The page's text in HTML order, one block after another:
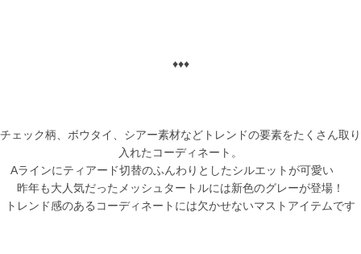
♦♦♦
チェック柄、ボウタイ、シアー素材などトレンドの要素をたくさん取り
入れたコーディネート。
Aラインにティアード切替のふんわりとしたシルエットが可愛い
昨年も大人気だったメッシュタートルには新色のグレーが登場！
トレンド感のあるコーディネートには欠かせないマストアイテムです